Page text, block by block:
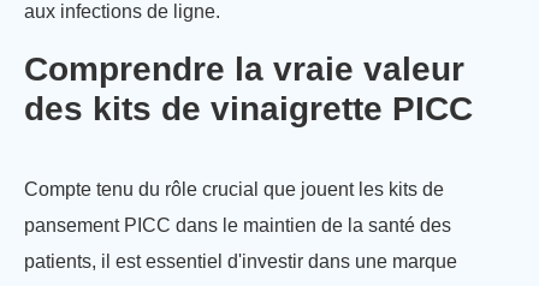
aux infections de ligne.
Comprendre la vraie valeur
des kits de vinaigrette PICC
Compte tenu du rôle crucial que jouent les kits de
pansement PICC dans le maintien de la santé des
patients, il est essentiel d'investir dans une marque